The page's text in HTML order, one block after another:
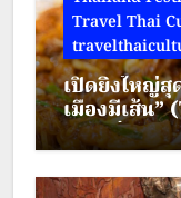
Travel Thai
เปิดยิ่งใหญ่สุ
เมืองมีเส้น
ลักษณ์วัฒนธ
ดัง-ขนมจีนแ
จัดกิจกรรม